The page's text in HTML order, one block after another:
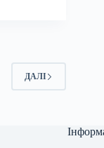
ДАЛІ